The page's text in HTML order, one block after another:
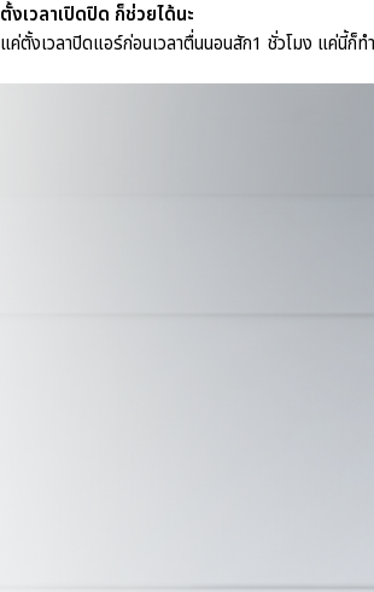
ตั้งเวลาเปิดปิด ก็ช่วยได้นะ
แค่ตั้งเวลาปิดแอร์ก่อนเวลาตื่นนอนสัก1 ชั่วโมง แค่นี้ก็